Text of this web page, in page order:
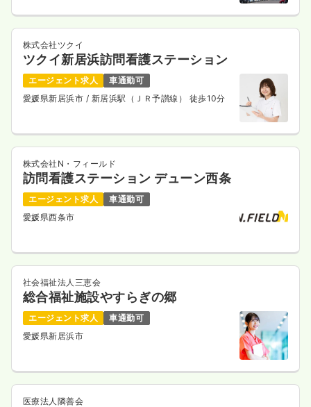
株式会社ツクイ
ツクイ新居浜訪問看護ステーション
エージェント求人
車通勤可
愛媛県新居浜市 / 新居浜駅（ＪＲ予讃線） 徒歩10分
株式会社N・フィールド
訪問看護ステーション デューン西条
エージェント求人
車通勤可
愛媛県西条市
社会福祉法人三恵会
総合福祉施設やすらぎの郷
エージェント求人
車通勤可
愛媛県新居浜市
医療法人隣善会